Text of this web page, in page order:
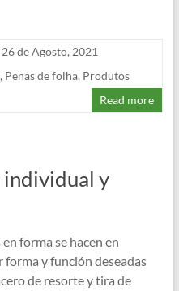
26 de Agosto, 2021
, Penas de folha, Produtos
Read more
individual y
forma se hacen en
forma y función deseadas
de resorte y tira de